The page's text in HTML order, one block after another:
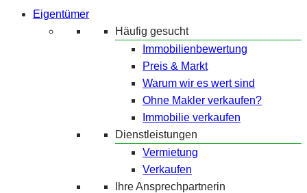
Eigentümer
Häufig gesucht
Immobilienbewertung
Preis & Markt
Warum wir es wert sind
Ohne Makler verkaufen?
Immobilie verkaufen
Dienstleistungen
Vermietung
Verkaufen
Ihre Ansprechpartnerin